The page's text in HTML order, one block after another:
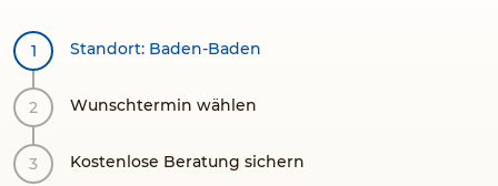
Standort: Baden-Baden
Wunschtermin wählen
Kostenlose Beratung sichern